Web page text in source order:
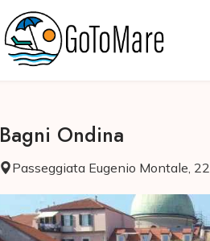
Bagni Ondina
Passeggiata Eugenio Montale, 22